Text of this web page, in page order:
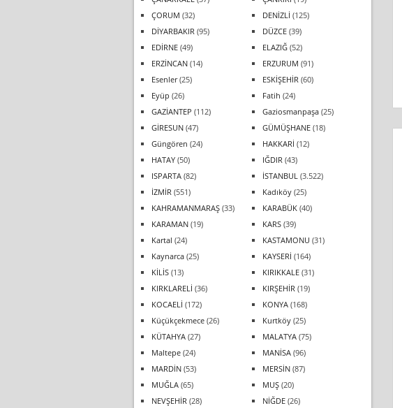
ÇORUM (32) DENİZLİ (125)
DİYARBAKIR (95) DÜZCE (39)
EDİRNE (49) ELAZIĞ (52)
ERZİNCAN (14) ERZURUM (91)
Esenler(25) ESKİŞEHİR (60)
Eyüp (26) Fatih (24)
GAZİANTEP (112) Gaziosmanpaşa (25)
GİRESUN (47) GÜMÜŞHANE (18)
Güngören (24) HAKKARİ (12)
HATAY (50) IĞDIR (43)
ISPARTA (82) İSTANBUL (3.522)
İZMİR (551) Kadıköy (25)
KAHRAMANMARAŞ (33) KARABÜK (40)
KARAMAN (19) KARS (39)
Kartal (24) KASTAMONU (31)
Kaynarca (25) KAYSERİ (164)
KİLİS (13) KIRIKKALE (31)
KIRKLARELİ (36) KIRŞEHİR (19)
KOCAELİ (172) KONYA (168)
Küçükçekmece (26) Kurtköy (25)
KÜTAHYA (27) MALATYA (75)
Maltepe (24) MANİSA (96)
MARDİN (53) MERSİN (87)
MUĞLA (65) MUŞ (20)
NEVŞEHİR (28) NİĞDE (26)